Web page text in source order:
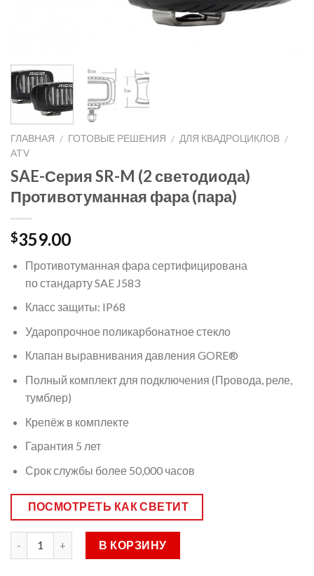
ГЛАВНАЯ / ГОТОВЫЕ РЕШЕНИЯ / ДЛЯ КВАДРОЦИКЛОВ /
ATV
SAE-Серия SR-M (2 светодиода)
Противотуманная фара (пара)
$359.00
Противотуманная фара сертифицирована
по стандарту SAE J583
Класс защиты: IP68
Ударопрочное поликарбонатное стекло
Клапан выравнивания давления GORE®
Полный комплект для подключения (Провода, реле,
тумблер)
Крепёж в комплекте
Гарантия 5 лет
Срок службы более 50,000 часов
ПОСМОТРЕТЬ КАК СВЕТИТ
В КОРЗИНУ